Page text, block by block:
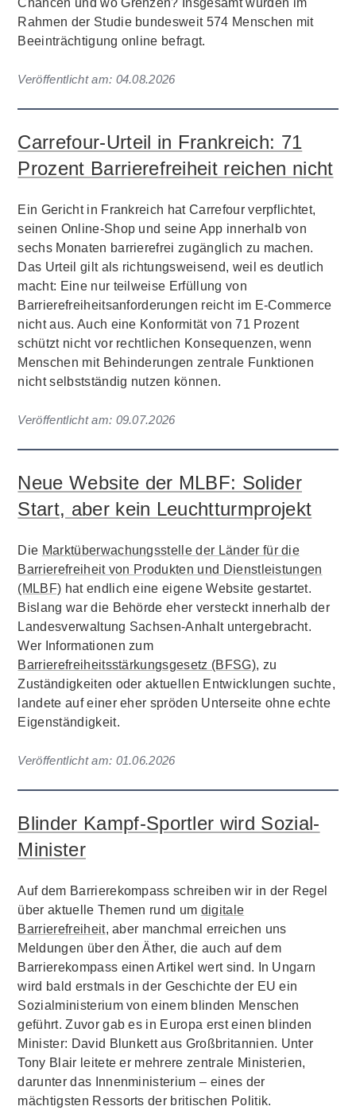
Chancen und wo Grenzen? Insgesamt wurden im
Rahmen der Studie bundesweit 574 Menschen mit
Beeinträchtigung online befragt.
Veröffentlicht am: 04.08.2026
Carrefour-Urteil in Frankreich: 71
Prozent Barrierefreiheit reichen nicht
Ein Gericht in Frankreich hat Carrefour verpflichtet,
seinen Online-Shop und seine App innerhalb von
sechs Monaten barrierefrei zugänglich zu machen.
Das Urteil gilt als richtungsweisend, weil es deutlich
macht: Eine nur teilweise Erfüllung von
Barrierefreiheitsanforderungen reicht im E-Commerce
nicht aus. Auch eine Konformität von 71 Prozent
schützt nicht vor rechtlichen Konsequenzen, wenn
Menschen mit Behinderungen zentrale Funktionen
nicht selbstständig nutzen können.
Veröffentlicht am: 09.07.2026
Neue Website der MLBF: Solider
Start, aber kein Leuchtturmprojekt
Die Marktüberwachungsstelle der Länder für die
Barrierefreiheit von Produkten und Dienstleistungen
(MLBF) hat endlich eine eigene Website gestartet.
Bislang war die Behörde eher versteckt innerhalb der
Landesverwaltung Sachsen-Anhalt untergebracht.
Wer Informationen zum
Barrierefreiheitsstärkungsgesetz (BFSG), zu
Zuständigkeiten oder aktuellen Entwicklungen suchte,
landete auf einer eher spröden Unterseite ohne echte
Eigenständigkeit.
Veröffentlicht am: 01.06.2026
Blinder Kampf-Sportler wird Sozial-
Minister
Auf dem Barrierekompass schreiben wir in der Regel
über aktuelle Themen rund um digitale
Barrierefreiheit, aber manchmal erreichen uns
Meldungen über den Äther, die auch auf dem
Barrierekompass einen Artikel wert sind. In Ungarn
wird bald erstmals in der Geschichte der EU ein
Sozialministerium von einem blinden Menschen
geführt. Zuvor gab es in Europa erst einen blinden
Minister: David Blunkett aus Großbritannien. Unter
Tony Blair leitete er mehrere zentrale Ministerien,
darunter das Innenministerium – eines der
mächtigsten Ressorts der britischen Politik.